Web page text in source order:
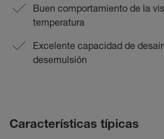
Buen comportamiento de la
temperatura
Excelente capacidad de
desemulsión
Características típicas